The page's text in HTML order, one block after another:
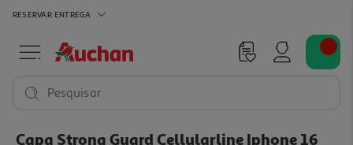
RESERVAR ENTREGA
Pesquisar
Capa Strong Guard Cellularline Iphone 16